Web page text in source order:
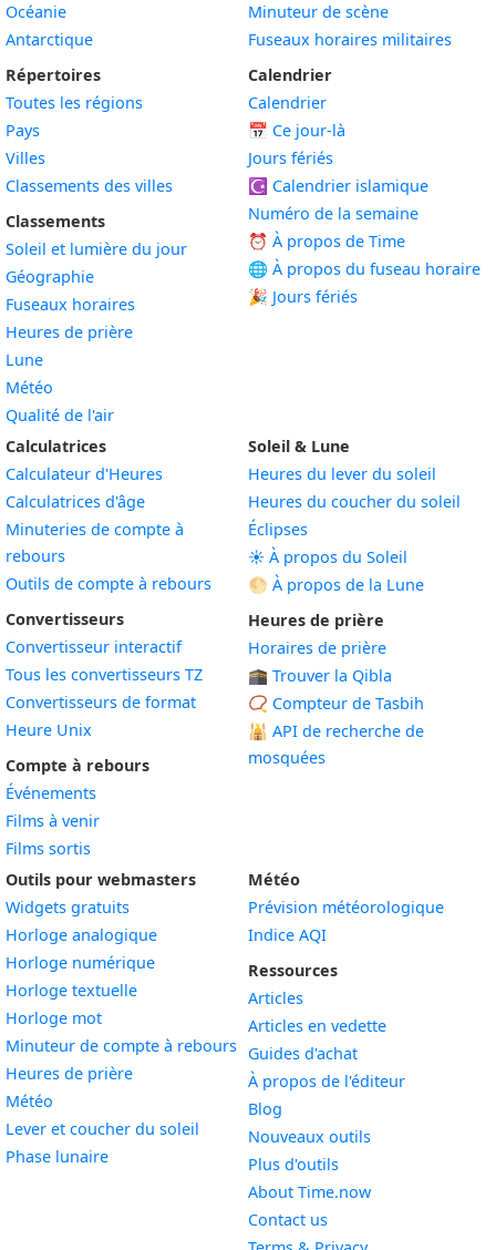
Océanie
Antarctique
Répertoires
Toutes les régions
Pays
Villes
Classements des villes
Classements
Soleil et lumière du jour
Géographie
Fuseaux horaires
Heures de prière
Lune
Météo
Qualité de l'air
Minuteur de scène
Fuseaux horaires militaires
Calendrier
Calendrier
📅 Ce jour-là
Jours fériés
☪️ Calendrier islamique
Numéro de la semaine
⏰ À propos de Time
🌐 À propos du fuseau horaire
🎉 Jours fériés
Calculatrices
Calculateur d'Heures
Calculatrices d'âge
Minuteries de compte à
rebours
Outils de compte à rebours
Convertisseurs
Convertisseur interactif
Tous les convertisseurs TZ
Convertisseurs de format
Heure Unix
Compte à rebours
Événements
Films à venir
Films sortis
Soleil & Lune
Heures du lever du soleil
Heures du coucher du soleil
Éclipses
☀️ À propos du Soleil
🌕 À propos de la Lune
Heures de prière
Horaires de prière
🕋 Trouver la Qibla
📿 Compteur de Tasbih
🕌 API de recherche de
mosquées
Outils pour webmasters
Widgets gratuits
Horloge analogiqueWidget
Horloge numériqueWidget
Horloge textuelleWidget
Horloge motWidget
Minuteur de compte à rebours Widget
Heures de prièreWidget
Météo
Lever et coucher du soleil
Phase lunaireWidget
Météo
Prévision météorologique
Indice AQI
Ressources
Articles
Articles en vedette
Guides d'achat
À propos de l'éditeur
Blog
Nouveaux outils
Plus d'outils
About Time.now
Contact us